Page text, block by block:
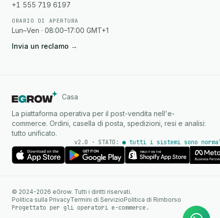
+1 555 719 6197
ORARIO DI APERTURA
Lun–Ven · 08:00–17:00 GMT+1
Invia un reclamo →
Casa
La piattaforma operativa per il post-vendita nell'e-
commerce. Ordini, casella di posta, spedizioni, resi e analisi:
tutto unificato.
v2.0 · STATO: ● tutti i sistemi sono
© 2024-2026 eGrow. Tutti i diritti riservati.
Politica sulla PrivacyTermini di ServizioPolitica di Rimborso
Progettato per gli operatori e-commerce.
WhatsApp